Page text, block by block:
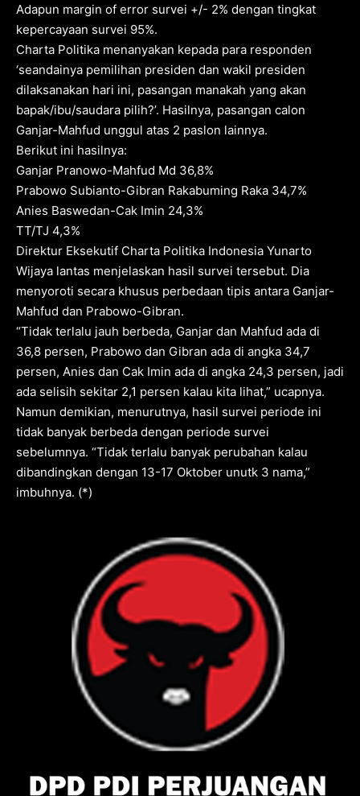
Adapun margin of error survei +/- 2% dengan tingkat
kepercayaan survei 95%.
Charta Politika menanyakan kepada para responden
‘seandainya pemilihan presiden dan wakil presiden
dilaksanakan hari ini, pasangan manakah yang akan
bapak/ibu/saudara pilih?’. Hasilnya, pasangan calon
Ganjar-Mahfud unggul atas 2 paslon lainnya.
Berikut ini hasilnya:
Ganjar Pranowo-Mahfud Md 36,8%
Prabowo Subianto-Gibran Rakabuming Raka 34,7%
Anies Baswedan-Cak Imin 24,3%
TT/TJ 4,3%
Direktur Eksekutif Charta Politika Indonesia Yunarto
Wijaya lantas menjelaskan hasil survei tersebut. Dia
menyoroti secara khusus perbedaan tipis antara Ganjar-
Mahfud dan Prabowo-Gibran.
“Tidak terlalu jauh berbeda, Ganjar dan Mahfud ada di
36,8 persen, Prabowo dan Gibran ada di angka 34,7
persen, Anies dan Cak Imin ada di angka 24,3 persen, jadi
ada selisih sekitar 2,1 persen kalau kita lihat,” ucapnya.
Namun demikian, menurutnya, hasil survei periode ini
tidak banyak berbeda dengan periode survei
sebelumnya. “Tidak terlalu banyak perubahan kalau
dibandingkan dengan 13-17 Oktober unutk 3 nama,”
imbuhnya. (*)